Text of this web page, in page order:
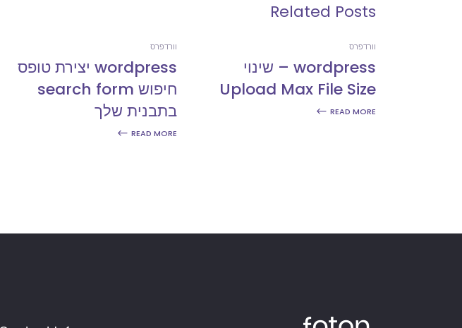
Related Posts
וורדפרס
wordpress – שינוי
Upload Max File Size
READ MORE
וורדפרס
wordpress יצירת טופס
חיפוש search form
בתבנית שלך
READ MORE